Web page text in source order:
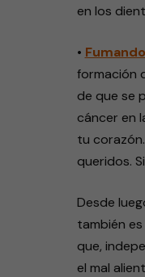
en los
• Fumando
formación
de que se
cáncer en
tu
queridos.
Desde
también
que,
el mal